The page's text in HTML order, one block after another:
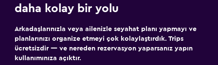
Çamaşır kurutma makinesi
Çamaşır makinesi
Yatak Odası
daha kolay bir yolu
Arkadaşlarınızla veya ailenizle seyahat planı yapmayı ve
planlarınızı organize etmeyi çok kolaylaştırdık. Trips
ücretsizdir — ve nereden rezervasyon yaparsanız yapın
kullanımınıza açıktır.